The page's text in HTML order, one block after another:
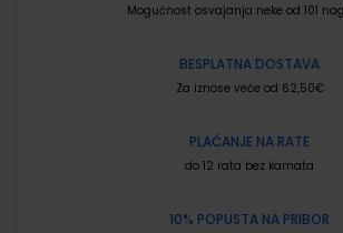
Mogućnost osvajanja neke od 101
BESPLATNA DOSTAVA
Za iznose veće od 62,50€
PLAĆANJE NA RATE
do 12 rata bez kamata
10% POPUSTA NA PRIBOR